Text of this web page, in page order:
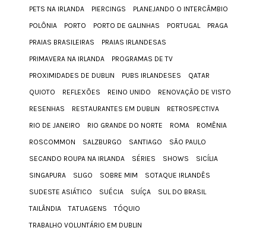
PETS NA IRLANDA
PIERCINGS
PLANEJANDO O INTERCÂMBIO
POLÔNIA
PORTO PORTO DE GALINHAS PORTUGAL
PRAGA
PRAIAS BRASILEIRAS
PRAIAS IRLANDESAS
PRIMAVERA NA IRLANDA
PROGRAMAS DE TV
PROXIMIDADES DE DUBLIN
PUBS IRLANDESES
QATAR
QUIOTO
REFLEXÕES REINO UNIDO
RENOVAÇÃO DE VISTO
RESENHAS
RESTAURANTES EM DUBLIN
RETROSPECTIVA
RIO DE JANEIRO
RIO GRANDE DO NORTE ROMA
ROMÊNIA
ROSCOMMON
SALZBURGO SANTIAGO
SÃO PAULO
SECANDO ROUPA NA IRLANDA
SÉRIES SHOWS
SICÍLIA
SINGAPURA
SLIGO SOBRE MIM
SOTAQUE IRLANDÊS
SUDESTE ASIÁTICO
SUÉCIA SUÍÇA
SUL DO BRASIL
TAILÂNDIA
TATUAGENS
TÓQUIO
TRABALHO VOLUNTÁRIO EM DUBLIN